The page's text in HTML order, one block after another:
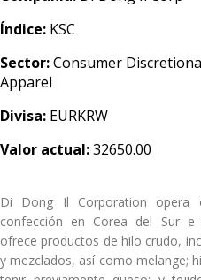
Índice: KSC
Sector:Consumer
Apparel
Divisa: EURKRW
Valor actual:32650.00
Di Dong Il Corporation
confección en Corea del Sur e
ofrece productos de hilo crudo,
y mezclados, así como melange;